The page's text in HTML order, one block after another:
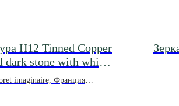
H12 Tinned Copper
dark stone with white
inclusions
imaginaire, Франция